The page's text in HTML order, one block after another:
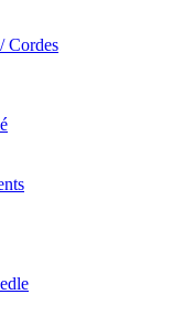
Cordes